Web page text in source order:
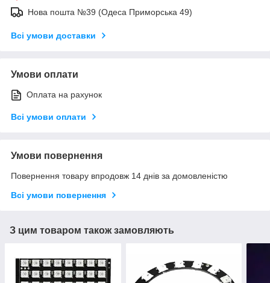
Нова пошта №39 (Одеса Приморська 49)
Всі умови доставки
Умови оплати
Оплата на рахунок
Всі умови оплати
Умови повернення
Повернення товару впродовж 14 днів за домовленістю
Всі умови повернення
З цим товаром також замовляють